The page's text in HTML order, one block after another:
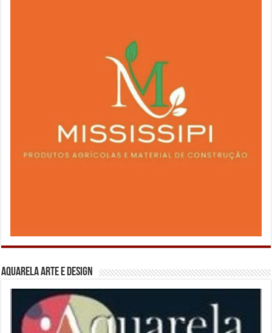
Aquarela Arte e Design